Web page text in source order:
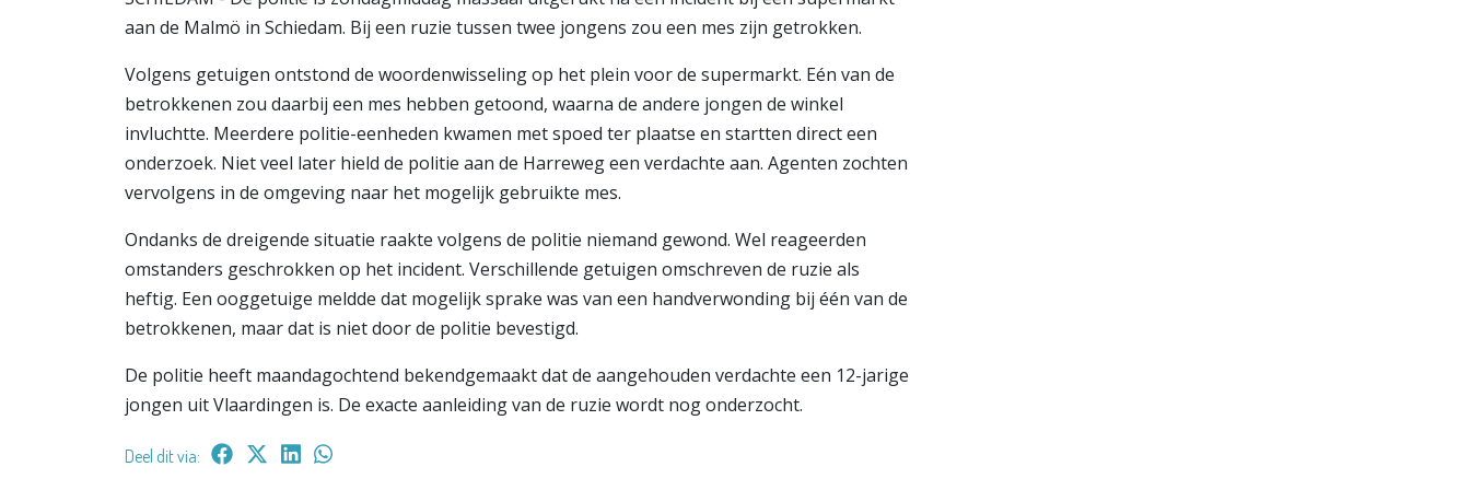
aan de Malmö in Schiedam. Bij een ruzie tussen twee jongens zou een mes zijn getrokken.
Volgens getuigen ontstond de woordenwisseling op het plein voor de supermarkt. Eén van de
betrokkenen zou daarbij een mes hebben getoond, waarna de andere jongen de winkel
invluchtte. Meerdere politie-eenheden kwamen met spoed ter plaatse en startten direct een
onderzoek. Niet veel later hield de politie aan de Harreweg een verdachte aan. Agenten zochten
vervolgens in de omgeving naar het mogelijk gebruikte mes.
Ondanks de dreigende situatie raakte volgens de politie niemand gewond. Wel reageerden
omstanders geschrokken op het incident. Verschillende getuigen omschreven de ruzie als
heftig. Een ooggetuige meldde dat mogelijk sprake was van een handverwonding bij één van de
betrokkenen, maar dat is niet door de politie bevestigd.
De politie heeft maandagochtend bekendgemaakt dat de aangehouden verdachte een 12-jarige
jongen uit Vlaardingen is. De exacte aanleiding van de ruzie wordt nog onderzocht.
Deel dit via: